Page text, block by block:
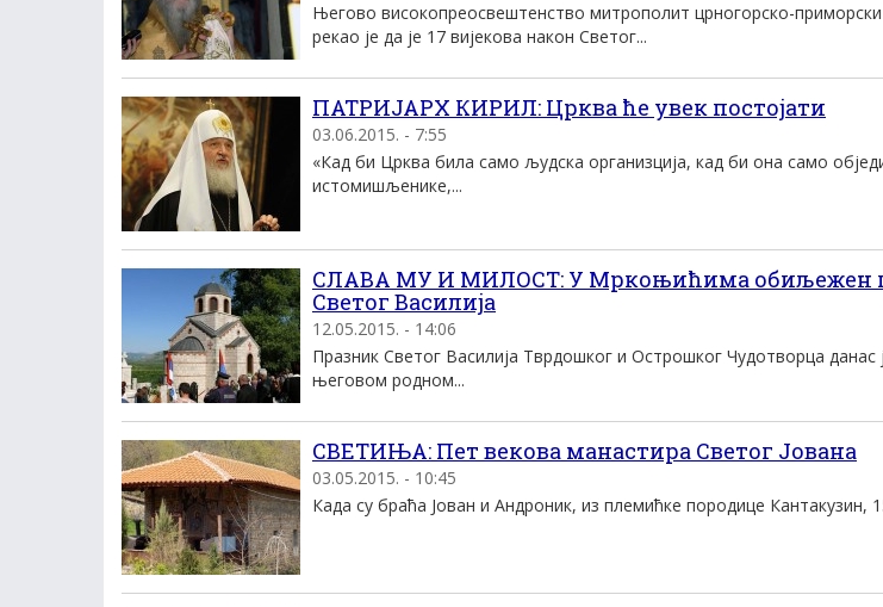
Његово високопреосвештенство митрополит црногорско-
рекао је да је 17 вијекова након Светог...
ПАТРИЈАРХ КИРИЛ: Црква ће увек постојати
03.06.2015. - 7:55
«Кад би Црква била само људска организција, кад би она само
истомишљенике,...
СЛАВА МУ И МИЛОСТ: У Мркоњићима обиљежен
Светог Василија
12.05.2015. - 14:06
Празник Светог Василија Тврдошког и Острошког Чудотворца
његовом родном...
СВЕТИЊА: Пет векова манастира Светог Јована
03.05.2015. - 10:45
Када су браћа Јован и Андроник, из племићке породице Кантакузин,